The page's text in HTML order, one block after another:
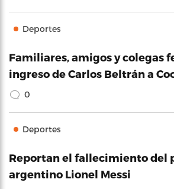
Deportes
Familiares, amigos y colegas
ingreso de Carlos Beltrán a
0
Deportes
Reportan el fallecimiento del
argentino Lionel Messi